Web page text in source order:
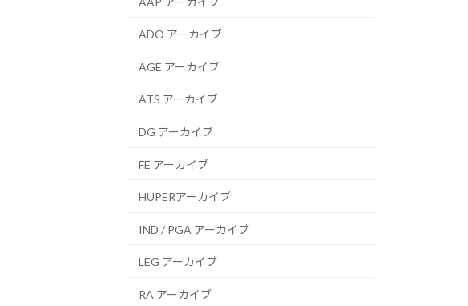
ADO アーカイブ
AGE アーカイブ
ATS アーカイブ
DG アーカイブ
FE アーカイブ
HUPERアーカイブ
IND / PGA アーカイブ
LEG アーカイブ
RA アーカイブ